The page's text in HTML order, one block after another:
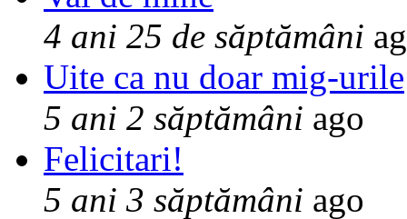
4 ani 25 de săptămâni
Uite ca nu doar mig-urile
5 ani 2 săptămâni ago
Felicitari!
5 ani 3 săptămâni ago